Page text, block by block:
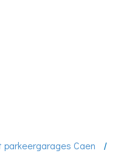
Caen